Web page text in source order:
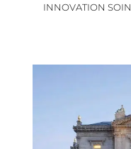
INNOVATION SOIN